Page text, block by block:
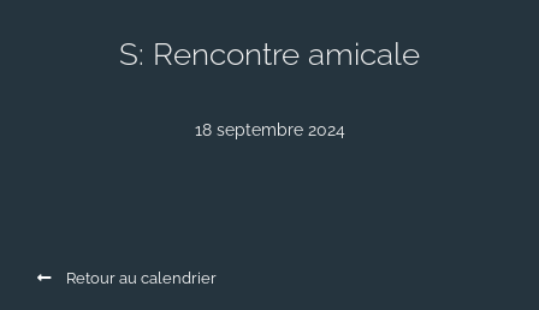
S: Rencontre amicale
18 septembre 2024
Retour au calendrier